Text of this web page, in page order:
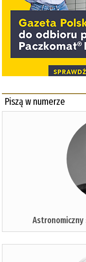
Piszą w numerze